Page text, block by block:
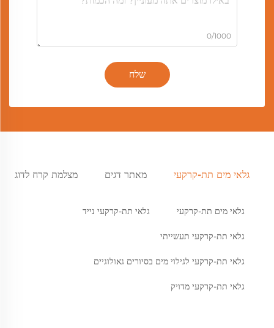
0/1000
שלח
גלאי מים תת-קרקעי מאתר דגים מצלמת קרח לדוג
גלאי מים תת-קרקעי גלאי תת-קרקעי נייד
גלאי תת-קרקעי תעשייתי
גלאי תת-קרקעי לגילוי מים בסיורים גאולוגיים
גלאי תת-קרקעי מדויק